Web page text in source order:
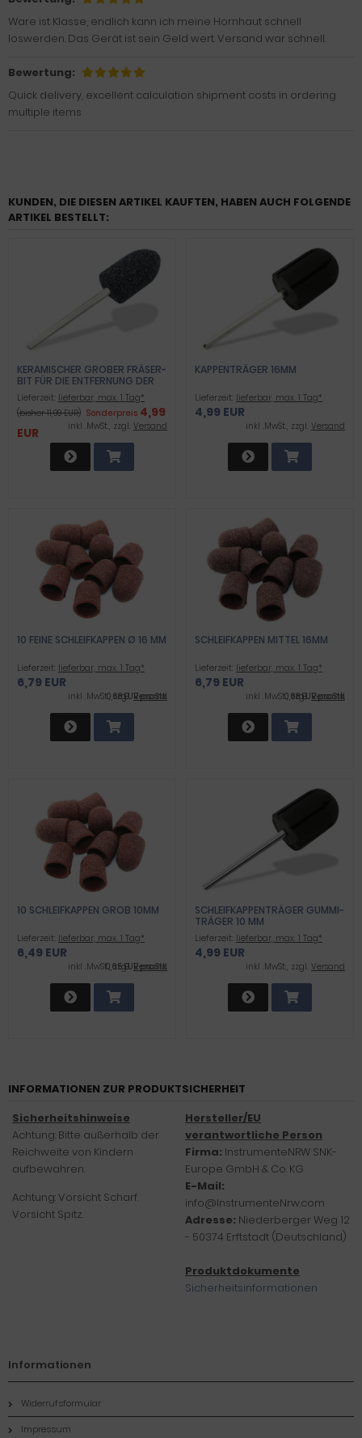
Ware ist Klasse, endlich kann ich meine Hornhaut schnell
loswerden. Das Gerät ist sein Geld wert. Versand war schnell.
Bewertung:
Quick delivery, excellent calculation shipment costs in ordering
multiple items
KUNDEN, DIE DIESEN ARTIKEL KAUFTEN, HABEN AUCH FOLGENDE
ARTIKEL BESTELLT:
KERAMISCHER GROBER FRÄSER-
BIT FÜR DIE ENTFERNUNG DER
HORNHAUT
Lieferzeit: lieferbar, max. 1 Tag*
(bisher 11,99 EUR) Sonderpreis 4,99
EUR
inkl .MwSt., zzgl. Versand
KAPPENTRÄGER 16MM
Lieferzeit: lieferbar, max. 1 Tag*
4,99 EUR
inkl .MwSt., zzgl. Versand
10 FEINE SCHLEIFKAPPEN Ø 16 MM
Lieferzeit: lieferbar, max. 1 Tag*
6,79 EUR
0,68 EUR pro Stk.
inkl .MwSt., zzgl.Versand
SCHLEIFKAPPEN MITTEL 16MM
Lieferzeit: lieferbar, max. 1 Tag*
6,79 EUR
0,68 EUR pro Stk.
inkl .MwSt., zzgl.Versand
10 SCHLEIFKAPPEN GROB 10MM
Lieferzeit: lieferbar, max. 1 Tag*
6,49 EUR
0,65 EUR pro Stk.
inkl .MwSt., zzgl.Versand
SCHLEIFKAPPENTRÄGER GUMMI-
TRÄGER 10 MM
Lieferzeit: lieferbar, max. 1 Tag*
4,99 EUR
inkl .MwSt., zzgl. Versand
INFORMATIONEN ZUR PRODUKTSICHERHEIT
Sicherheitshinweise
Achtung: Bitte außerhalb der
Reichweite von Kindern
aufbewahren.
Hersteller/EU
verantwortliche Person
Firma: InstrumenteNRW SNK-
Europe GmbH & Co. KG
E-Mail:
info@InstrumenteNrw.com
Adresse: Niederberger Weg 12
- 50374 Erftstadt (Deutschland)
Produktdokumente
Sicherheitsinformationen
Achtung: Vorsicht Scharf.
Vorsicht Spitz.
Informationen
Widerrufsformular
Impressum